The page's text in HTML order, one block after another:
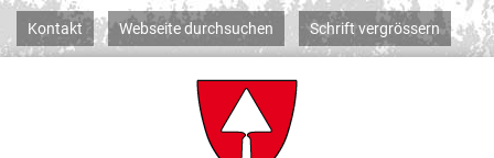
Kontakt Webseite durchsuchen Schrift vergrössern